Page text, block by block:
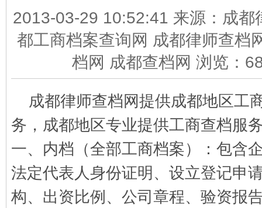
2013-03-29 10:52:41 来源：成都
都工商档案查询网 成都律师查档
档网 成都查档网 浏览：
成都律师查档网提供成都地区工
务，成都地区专业提供工商查档服
一、内档（全部工商档案）：包含
法定代表人身份证明、设立登记申
构、出资比例、公司章程、验资报